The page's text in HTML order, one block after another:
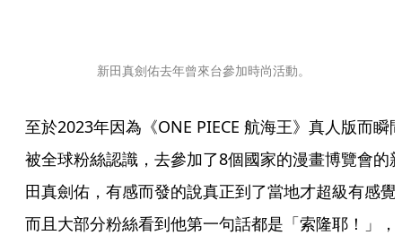
新田真劍佑去年曾來台參加時尚活動。
至於2023年因為《ONE PIECE 航海王》真人版而瞬
被全球粉絲認識，去參加了8個國家的漫畫博覽會的
田真劍佑，有感而發的說真正到了當地才超級有感覺
而且大部分粉絲看到他第一句話都是「索隆耶！」，